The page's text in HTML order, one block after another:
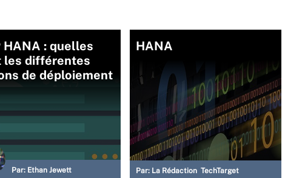
HANA : quelles
les différentes
de déploiement
Par: Ethan Jewett
HANA
Par: La Rédaction TechTarget